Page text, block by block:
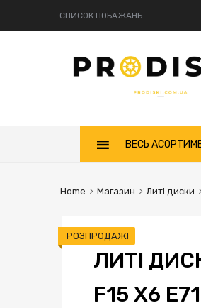
СПИСОК ПОБАЖАНЬ
ВЕСЬ
Home Магазин Литі диски
ЛИТІ
F15 X6
РОЗПРОДАЖ!